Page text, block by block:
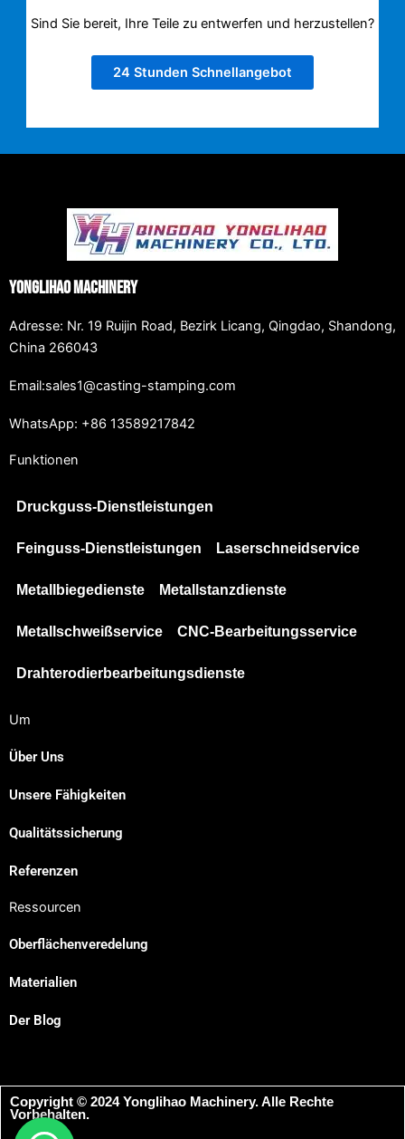
Sind Sie bereit, Ihre Teile zu entwerfen und herzustellen?
24 Stunden Schnellangebot
Yonglihao Machinery
Adresse: Nr. 19 Ruijin Road, Bezirk Licang, Qingdao, Shandong,
China 266043
Email:sales1@casting-stamping.com
WhatsApp: +86 13589217842
Funktionen
Druckguss-Dienstleistungen
Feinguss-Dienstleistungen Laserschneidservice
Metallbiegedienste Metallstanzdienste
Metallschweißservice CNC-Bearbeitungsservice
Drahterodierbearbeitungsdienste
Um
Über Uns
Unsere Fähigkeiten
Qualitätssicherung
Referenzen
Ressourcen
Oberflächenveredelung
Materialien
Der Blog
Copyright © 2024 Yonglihao Machinery. Alle Rechte
Vorbehalten.
Arabic